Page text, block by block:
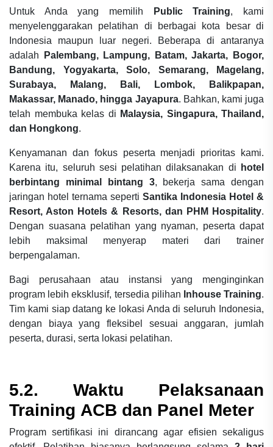
Untuk Anda yang memilih Public Training, kami
menyelenggarakan pelatihan di berbagai kota besar di
Indonesia maupun luar negeri. Beberapa di antaranya
adalah
Palembang, Lampung, Batam, Jakarta, Bogor,
Bandung, Yogyakarta, Solo, Semarang, Magelang,
Surabaya, Malang, Bali, Lombok, Balikpapan,
Makassar, Manado, hingga Jayapura. Bahkan, kami juga
telah membuka kelas di Malaysia, Singapura, Thailand,
dan Hongkong.
Kenyamanan dan fokus peserta menjadi prioritas kami.
Karena itu, seluruh sesi pelatihan dilaksanakan di
hotel
berbintang minimal bintang 3, bekerja sama dengan
jaringan hotel ternama seperti Santika Indonesia Hotel &
Resort, Aston Hotels & Resorts, dan PHM Hospitality.
Dengan suasana pelatihan yang nyaman, peserta dapat
lebih maksimal menyerap materi dari trainer
berpengalaman.
Bagi perusahaan atau instansi yang menginginkan
program lebih eksklusif, tersedia pilihan Inhouse Training.
Tim kami siap datang ke lokasi Anda di seluruh Indonesia,
dengan biaya yang fleksibel sesuai anggaran, jumlah
peserta, durasi, serta lokasi pelatihan.
5.2. Waktu Pelaksanaan
Training ACB dan Panel Meter
Program sertifikasi ini dirancang agar efisien sekaligus